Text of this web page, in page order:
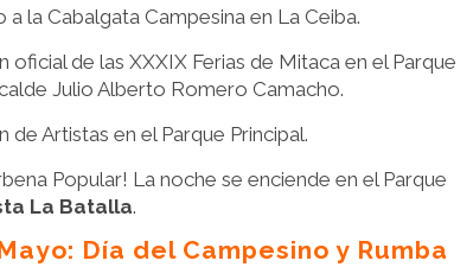
a la Cabalgata Campesina en La Ceiba.
oficial de las XXXIX Ferias de Mitaca en el Parque
Julio Alberto Romero Camacho.
de Artistas en el Parque Principal.
Popular! La noche se enciende en el Parque
La Batalla.
Día del Campesino y Rumba